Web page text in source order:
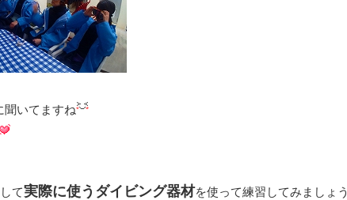
聞いてますね
て実際に使うダイビング器材を使って練習してみましょう